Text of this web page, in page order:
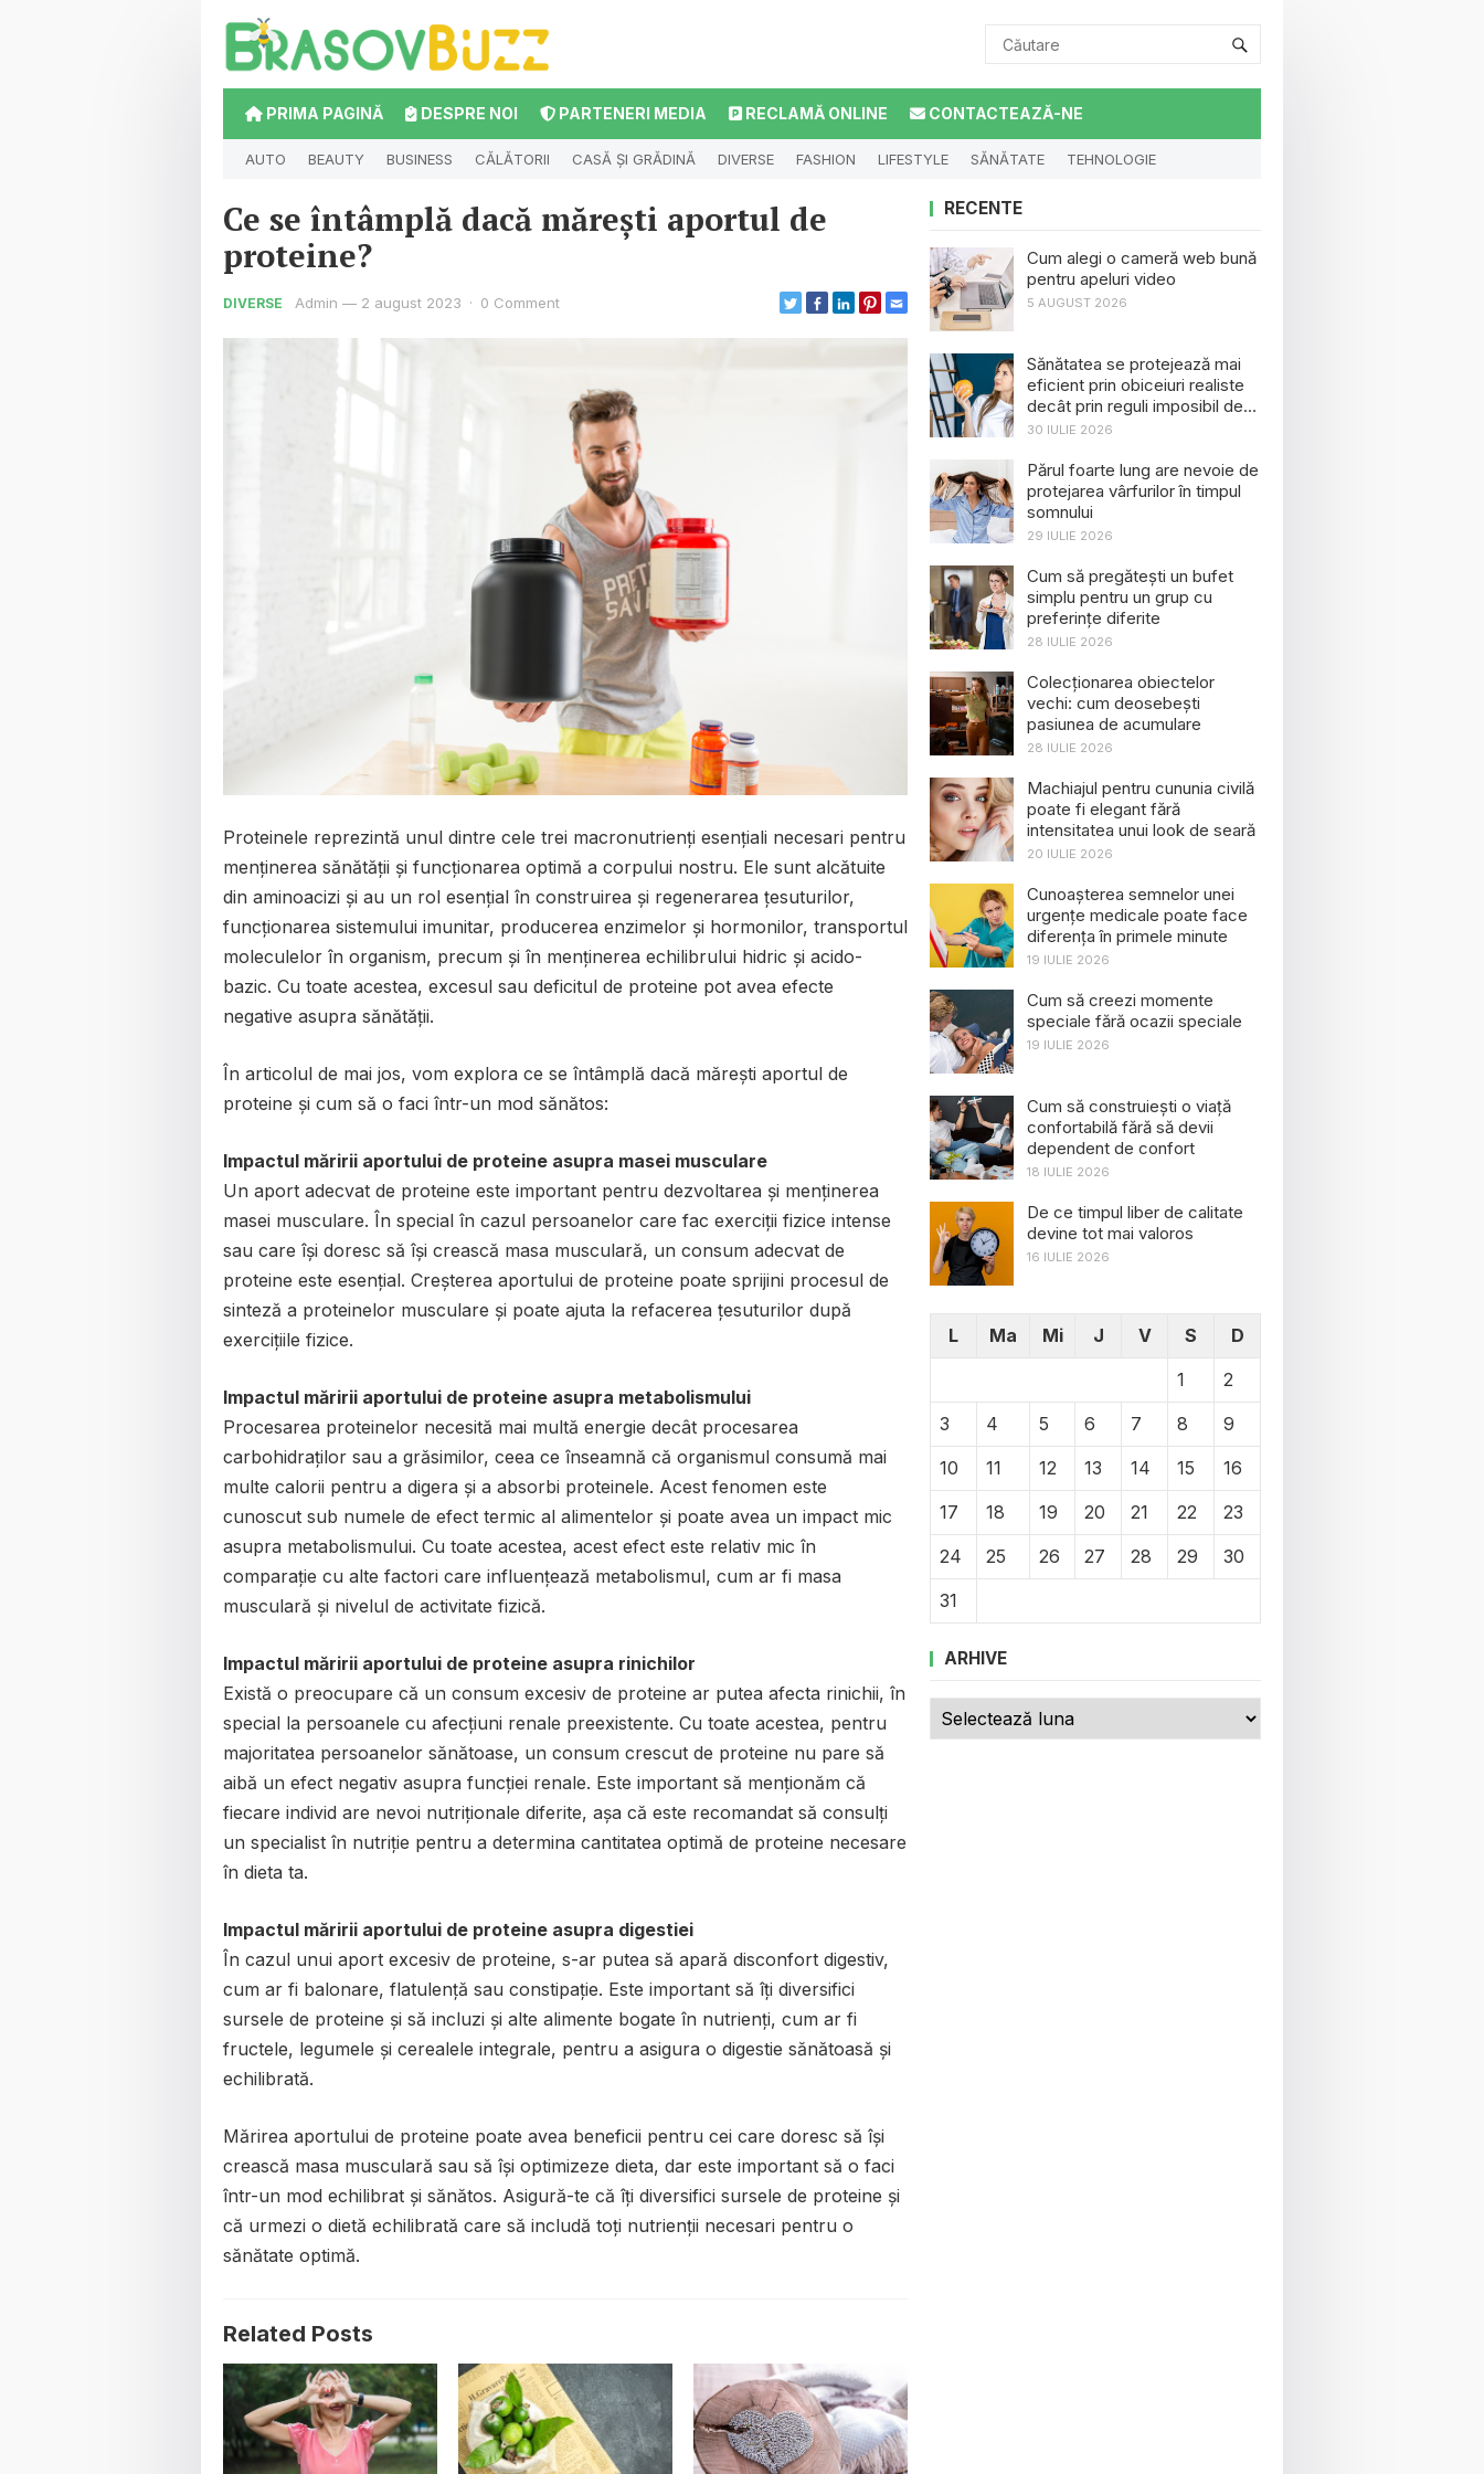
PRIMA PAGINĂ DESPRE NOI PARTENERI MEDIA RECLAMĂ ONLINE CONTACTEAZĂ-NE
AUTO BEAUTY BUSINESS CĂLĂTORII CASĂ ȘI GRĂDINĂ DIVERSE FASHION LIFESTYLE SĂNĂTATE TEHNOLOGIE
Ce se întâmplă dacă mărești aportul de
proteine?
DIVERSE Admin — 2 august 2023 · 0 Comment
Proteinele reprezintă unul dintre cele trei macronutrienți esențiali necesari pentru
menținerea sănătății și funcționarea optimă a corpului nostru. Ele sunt alcătuite
din aminoacizi și au un rol esențial în construirea și regenerarea țesuturilor,
funcționarea sistemului imunitar, producerea enzimelor și hormonilor, transportul
moleculelor în organism, precum și în menținerea echilibrului hidric și acido-
bazic. Cu toate acestea, excesul sau deficitul de proteine pot avea efecte
negative asupra sănătății.
În articolul de mai jos, vom explora ce se întâmplă dacă mărești aportul de
proteine și cum să o faci într-un mod sănătos:
Impactul măririi aportului de proteine asupra masei musculare
Un aport adecvat de proteine este important pentru dezvoltarea și menținerea
masei musculare. În special în cazul persoanelor care fac exerciții fizice intense
sau care își doresc să își crească masa musculară, un consum adecvat de
proteine este esențial. Creșterea aportului de proteine poate sprijini procesul de
sinteză a proteinelor musculare și poate ajuta la refacerea țesuturilor după
exercițiile fizice.
Impactul măririi aportului de proteine asupra metabolismului
Procesarea proteinelor necesită mai multă energie decât procesarea
carbohidraților sau a grăsimilor, ceea ce înseamnă că organismul consumă mai
multe calorii pentru a digera și a absorbi proteinele. Acest fenomen este
cunoscut sub numele de efect termic al alimentelor și poate avea un impact mic
asupra metabolismului. Cu toate acestea, acest efect este relativ mic în
comparație cu alte factori care influențează metabolismul, cum ar fi masa
musculară și nivelul de activitate fizică.
Impactul măririi aportului de proteine asupra rinichilor
Există o preocupare că un consum excesiv de proteine ar putea afecta rinichii, în
special la persoanele cu afecțiuni renale preexistente. Cu toate acestea, pentru
majoritatea persoanelor sănătoase, un consum crescut de proteine nu pare să
aibă un efect negativ asupra funcției renale. Este important să menționăm că
fiecare individ are nevoi nutriționale diferite, așa că este recomandat să consulți
un specialist în nutriție pentru a determina cantitatea optimă de proteine necesare
în dieta ta.
Impactul măririi aportului de proteine asupra digestiei
În cazul unui aport excesiv de proteine, s-ar putea să apară disconfort digestiv,
cum ar fi balonare, flatulență sau constipație. Este important să îți diversifici
sursele de proteine și să incluzi și alte alimente bogate în nutrienți, cum ar fi
fructele, legumele și cerealele integrale, pentru a asigura o digestie sănătoasă și
echilibrată.
Mărirea aportului de proteine poate avea beneficii pentru cei care doresc să își
crească masa musculară sau să își optimizeze dieta, dar este important să o faci
într-un mod echilibrat și sănătos. Asigură-te că îți diversifici sursele de proteine și
că urmezi o dietă echilibrată care să includă toți nutrienții necesari pentru o
sănătate optimă.
Related Posts
RECENTE
Cum alegi o cameră web bună
pentru apeluri video
5 AUGUST 2026
Sănătatea se protejează mai
eficient prin obiceiuri realiste
decât prin reguli imposibil de
menținut
30 IULIE 2026
Părul foarte lung are nevoie de
protejarea vârfurilor în timpul
somnului
29 IULIE 2026
Cum să pregătești un bufet
simplu pentru un grup cu
preferințe diferite
28 IULIE 2026
Colecționarea obiectelor
vechi: cum deosebești
pasiunea de acumulare
28 IULIE 2026
Machiajul pentru cununia civilă
poate fi elegant fără
intensitatea unui look de seară
20 IULIE 2026
Cunoașterea semnelor unei
urgențe medicale poate face
diferența în primele minute
19 IULIE 2026
Cum să creezi momente
speciale fără ocazii speciale
19 IULIE 2026
Cum să construiești o viață
confortabilă fără să devii
dependent de confort
18 IULIE 2026
De ce timpul liber de calitate
devine tot mai valoros
16 IULIE 2026
L Ma Mi J V S
D
1
2
3
4 5 6 7 8
9
10
11 12 13 14 15
16
17
18 19 20 21 22
23
24
25 26 27 28 29
30
31
ARHIVE
Arhive